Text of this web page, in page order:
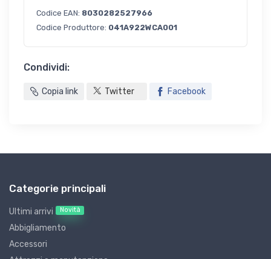
Codice EAN: 8030282527966
Codice Produttore: 041A922WCA001
Condividi:
Copia link Twitter Facebook
Categorie principali
Ultimi arrivi Novità
Abbigliamento
Accessori